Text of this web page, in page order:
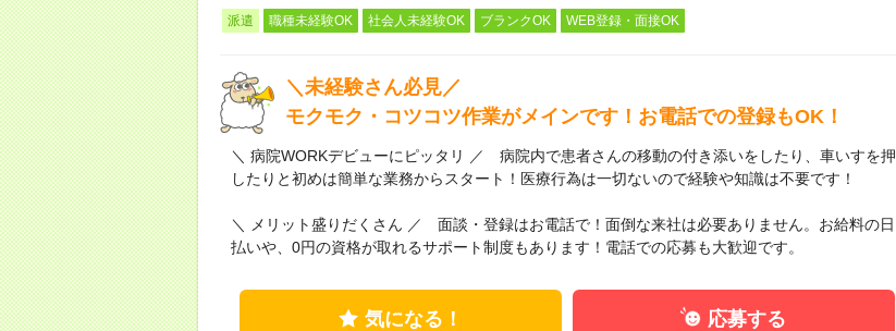
派遣 職種未経験OK 社会人未経験OK ブランクOK WEB登録・面接OK
＼未経験さん必見／
モクモク・コツコツ作業がメインです！お電話での登録もOK！
＼ 病院WORKデビューにピッタリ ／ 病院内で患者さんの移動の付き添いをしたり、車いすを押
したりと初めは簡単な業務からスタート！医療行為は一切ないので経験や知識は不要です！
＼ メリット盛りだくさん ／ 面談・登録はお電話で！面倒な来社は必要ありません。お給料の日
払いや、0円の資格が取れるサポート制度もあります！電話での応募も大歓迎です。
気になる！ 応募する